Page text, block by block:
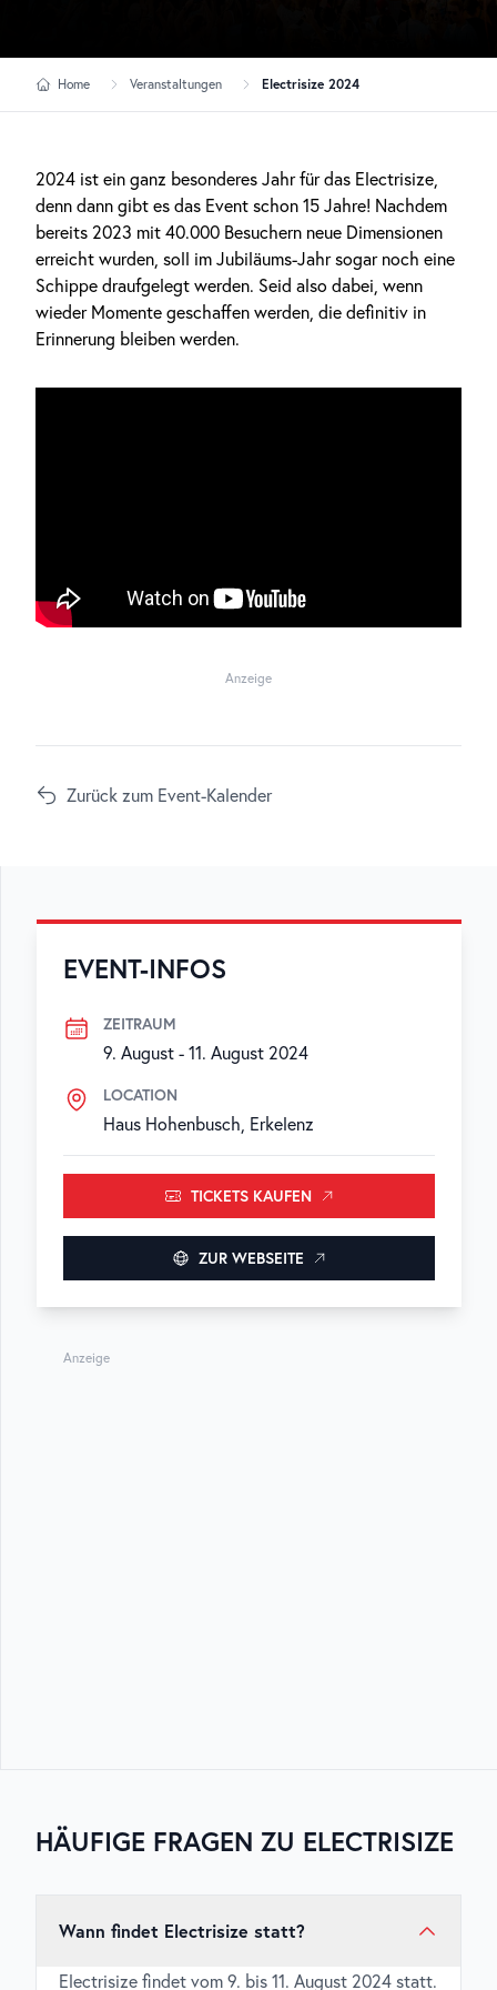
Home Veranstaltungen Electrisize 2024
2024 ist ein ganz besonderes Jahr für das Electrisize,
denn dann gibt es das Event schon 15 Jahre! Nachdem
bereits 2023 mit 40.000 Besuchern neue Dimensionen
erreicht wurden, soll im Jubiläums-Jahr sogar noch eine
Schippe draufgelegt werden. Seid also dabei, wenn
wieder Momente geschaffen werden, die definitiv in
Erinnerung bleiben werden.
Anzeige
Zurück zum Event-Kalender
EVENT-INFOS
ZEITRAUM
9. August - 11. August 2024
LOCATION
Haus Hohenbusch, Erkelenz
TICKETS KAUFEN
ZUR WEBSEITE
Anzeige
HÄUFIGE FRAGEN ZU ELECTRISIZE
Wann findet Electrisize statt?
Electrisize findet vom 9. bis 11. August 2024 statt.